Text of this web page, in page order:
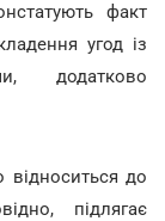
факт
угод із
додатково
до
підлягає